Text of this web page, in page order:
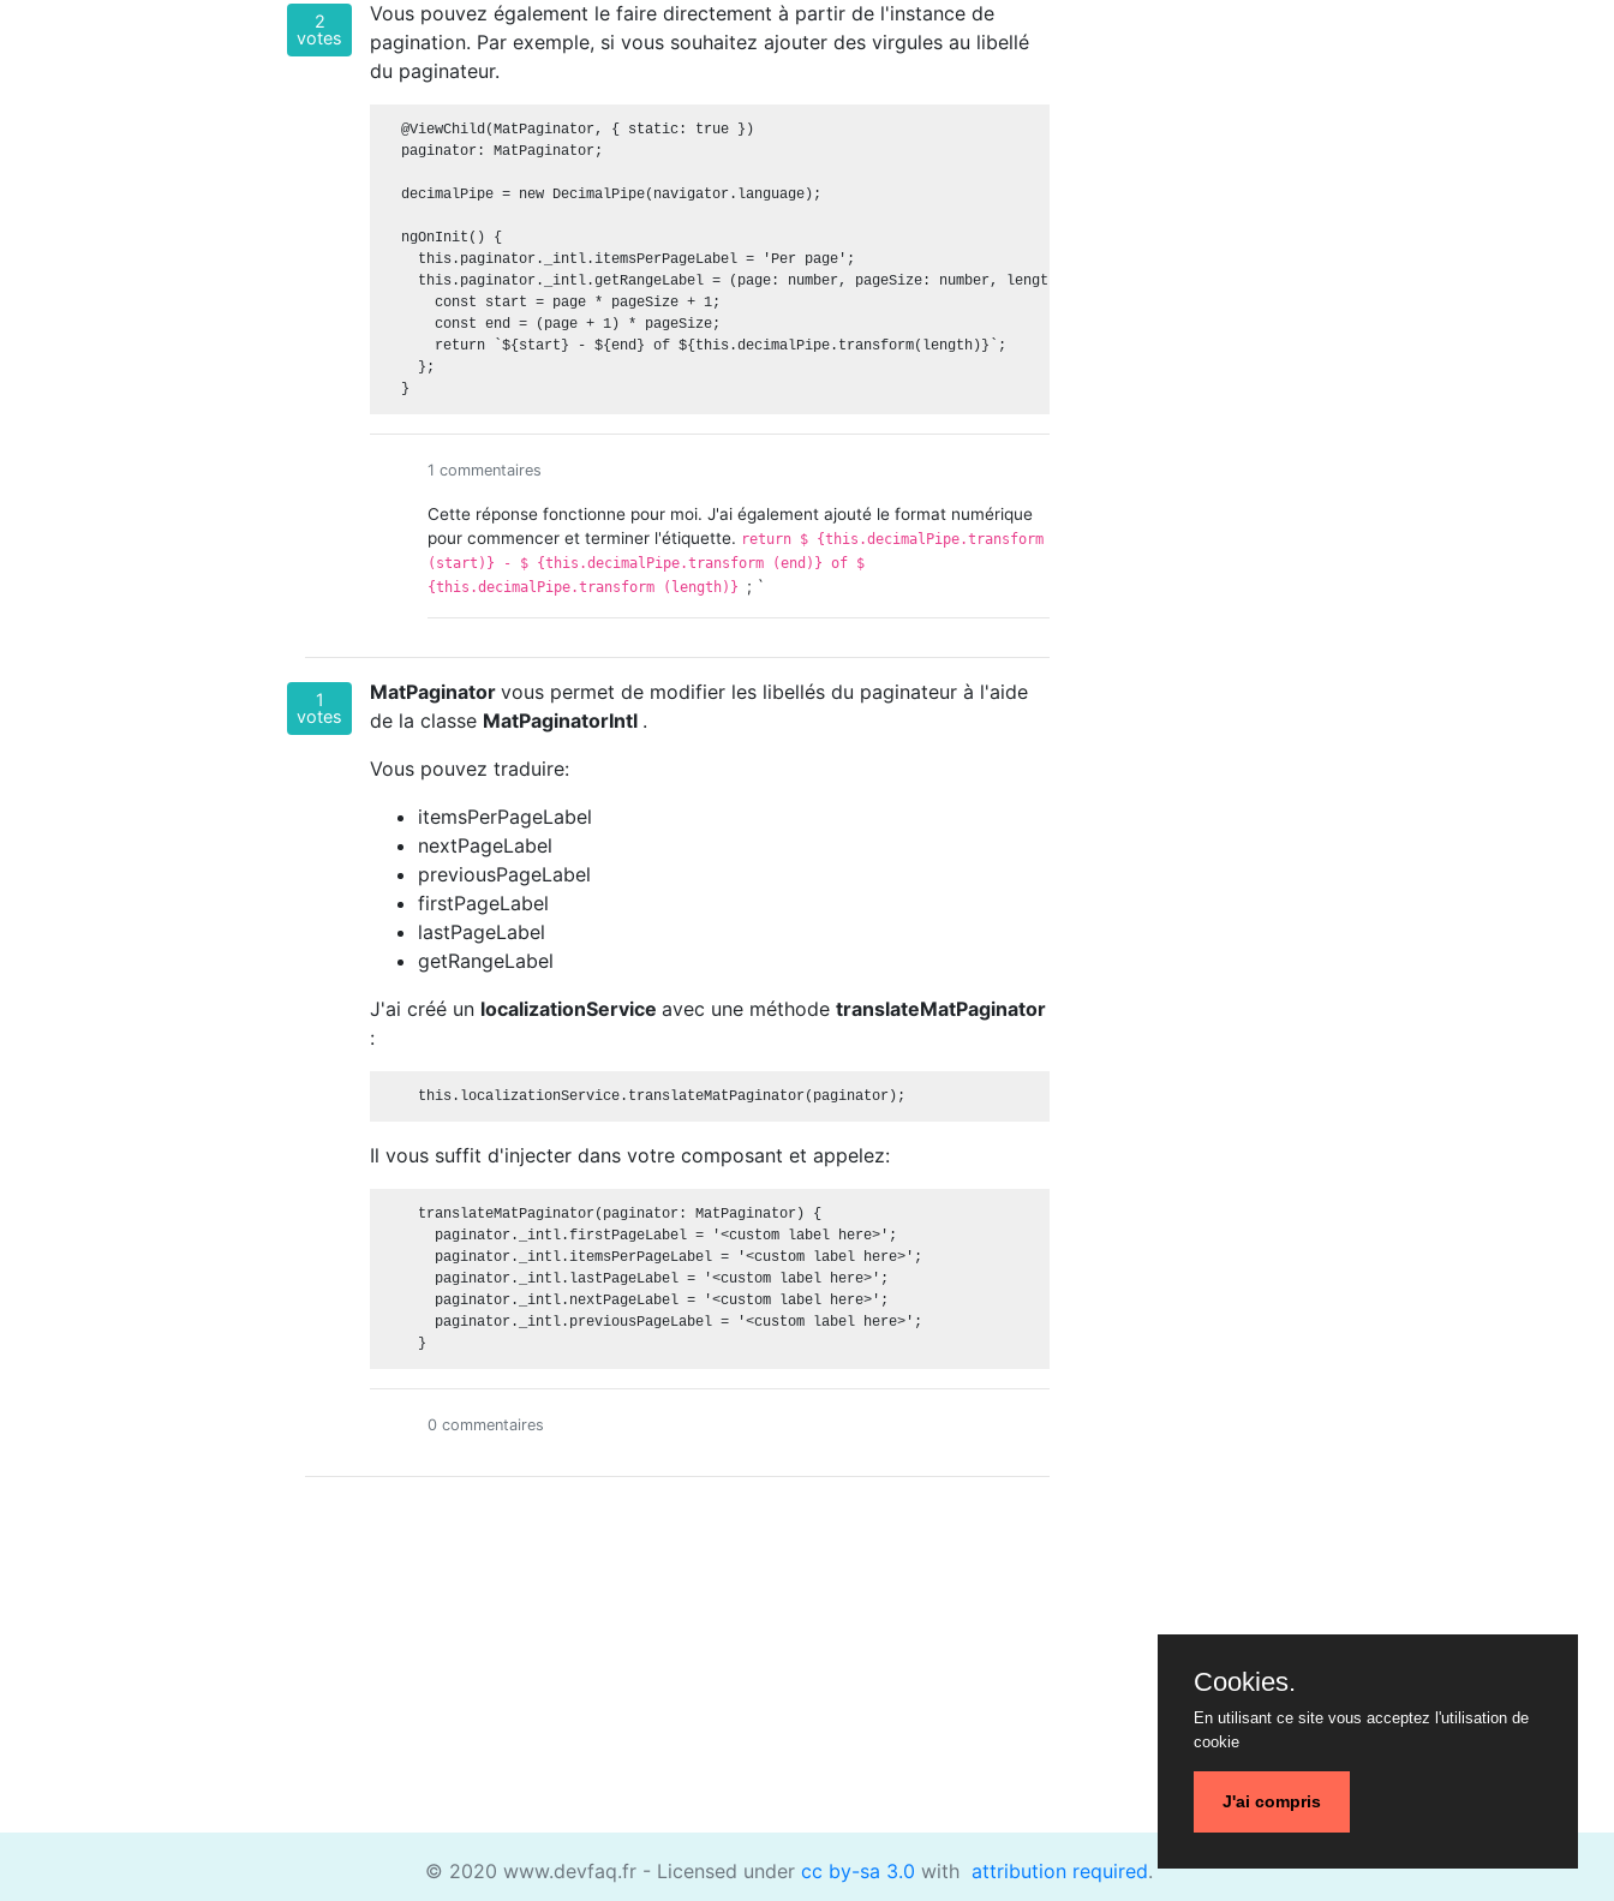
2
votes
Vous pouvez également le faire directement à partir de l'instance de
pagination. Par exemple, si vous souhaitez ajouter des virgules au libellé
du paginateur.
  @ViewChild(MatPaginator, { static: true })
  paginator: MatPaginator;
  decimalPipe = new DecimalPipe(navigator.language);
  ngOnInit() {
    this.paginator._intl.itemsPerPageLabel = 'Per page';
    this.paginator._intl.getRangeLabel = (page: number, pageSize: number, length: number) => {
      const start = page * pageSize + 1;
      const end = (page + 1) * pageSize;
      return `${start} - ${end} of ${this.decimalPipe.transform(length)}`;
    };
1 commentaires
Cette réponse fonctionne pour moi. J'ai également ajouté le format numérique
pour commencer et terminer l'étiquette. return $ {this.decimalPipe.transform
(start)} - ​​$ {this.decimalPipe.transform (end)} of $
{this.decimalPipe.transform (length)} ; `
1
votes
MatPaginatorvous permet de modifier les libellés du paginateur à l'aide
de la classe MatPaginatorIntl .
Vous pouvez traduire:
itemsPerPageLabel
nextPageLabel
previousPageLabel
firstPageLabel
lastPageLabel
getRangeLabel
J'ai créé un localizationServiceavec une méthodetranslateMatPaginator
:
Il vous suffit d'injecter dans votre composant et appelez:
    translateMatPaginator(paginator: MatPaginator) {
      paginator._intl.firstPageLabel = '<custom label here>';
      paginator._intl.itemsPerPageLabel = '<custom label here>';
      paginator._intl.lastPageLabel = '<custom label here>';
      paginator._intl.nextPageLabel = '<custom label here>';
      paginator._intl.previousPageLabel = '<custom label here>';
0 commentaires
© 2020 www.devfaq.fr - Licensed under cc by-sa 3.0 with attribution required.
Cookies.
En utilisant ce site vous acceptez l'utilisation de
cookie
J'ai compris